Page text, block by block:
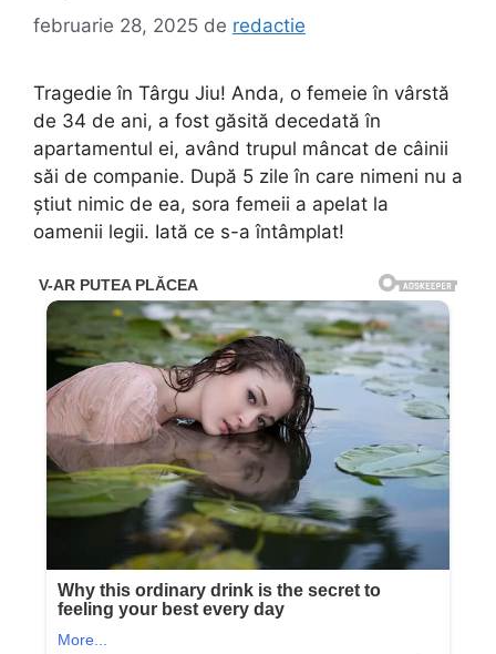
februarie 28, 2025 de redactie
Tragedie în Târgu Jiu! Anda, o femeie în vârstă
de 34 de ani, a fost găsită decedată în
apartamentul ei, având trupul mâncat de câinii
săi de companie. După 5 zile în care nimeni nu a
știut nimic de ea, sora femeii a apelat la
oamenii legii. Iată ce s-a întâmplat!